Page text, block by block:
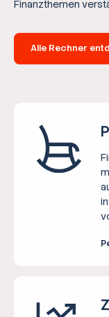
Finanzthemen
Alle Rechner